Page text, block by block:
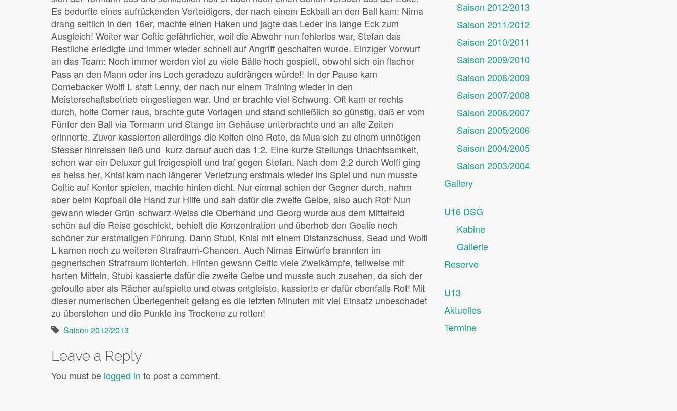
Es bedurfte eines aufrückenden Verteidigers, der nach einem Eckball an den Ball kam: Nima
drang seitlich in den 16er, machte einen Haken und jagte das Leder ins lange Eck zum
Ausgleich! Weiter war Celtic gefährlicher, weil die Abwehr nun fehlerlos war, Stefan das
Restliche erledigte und immer wieder schnell auf Angriff geschalten wurde. Einziger Vorwurf
an das Team: Noch immer werden viel zu viele Bälle hoch gespielt, obwohl sich ein flacher
Pass an den Mann oder ins Loch geradezu aufdrängen würde!! In der Pause kam
Comebacker Wolfi L statt Lenny, der nach nur einem Training wieder in den
Meisterschaftsbetrieb eingestiegen war. Und er brachte viel Schwung. Oft kam er rechts
durch, holte Corner raus, brachte gute Vorlagen und stand schließlich so günstig, daß er vom
Fünfer den Ball via Tormann und Stange im Gehäuse unterbrachte und an alte Zeiten
erinnerte. Zuvor kassierten allerdings die Kelten eine Rote, da Mua sich zu einem unnötigen
Stesser hinreissen ließ und kurz darauf auch das 1:2. Eine kurze Stellungs-Unachtsamkeit,
schon war ein Deluxer gut freigespielt und traf gegen Stefan. Nach dem 2:2 durch Wolfi ging
es heiss her, Knisl kam nach längerer Verletzung erstmals wieder ins Spiel und nun musste
Celtic auf Konter spielen, machte hinten dicht. Nur einmal schien der Gegner durch, nahm
aber beim Kopfball die Hand zur Hilfe und sah dafür die zweite Gelbe, also auch Rot! Nun
gewann wieder Grün-schwarz-Weiss die Oberhand und Georg wurde aus dem Mittelfeld
schön auf die Reise geschickt, behielt die Konzentration und überhob den Goalie noch
schöner zur erstmaligen Führung. Dann Stubi, Knisl mit einem Distanzschuss, Sead und Wolfi
L kamen noch zu weiteren Strafraum-Chancen. Auch Nimas Einwürfe brannten im
gegnerischen Strafraum lichterloh. Hinten gewann Celtic viele Zweikämpfe, teilweise mit
harten Mitteln, Stubi kassierte dafür die zweite Gelbe und musste auch zusehen, da sich der
gefoulte aber als Rächer aufspielte und etwas entgleiste, kassierte er dafür ebenfalls Rot! Mit
dieser numerischen Überlegenheit gelang es die letzten Minuten mit viel Einsatz unbeschadet
zu überstehen und die Punkte ins Trockene zu retten!
Saison 2012/2013
Leave a Reply
You must be logged in to post a comment.
Saison 2012/2013
Saison 2011/2012
Saison 2010/2011
Saison 2009/2010
Saison 2008/2009
Saison 2007/2008
Saison 2006/2007
Saison 2005/2006
Saison 2004/2005
Saison 2003/2004
Gallery
U16 DSG
Kabine
Gallerie
Reserve
U13
Aktuelles
Termine